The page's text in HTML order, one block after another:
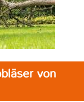
von